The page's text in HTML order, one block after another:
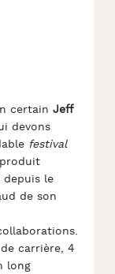
certain Jeff
devons
festival
depuis le
de son
carrière, 4
long